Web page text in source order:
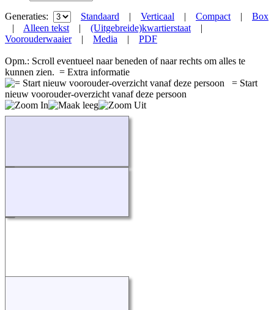
Generaties: Standaard | Verticaal | Compact| Box
| Alleen tekst| (Uitgebreide)kwartierstaat|
Voorouderwaaier| Media | PDF
Opm.: Scroll eventueel naar beneden of naar rechts om alles te
kunnen zien. = Extra informatie
= Start
nieuw voorouder-overzicht vanaf deze persoon